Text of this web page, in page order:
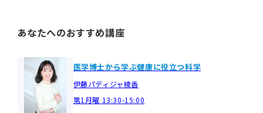
あなたへのおすすめ講座
医学博士から学ぶ健康に役立つ科学
伊藤パディジャ綾香
第1月曜 13:30-15:00